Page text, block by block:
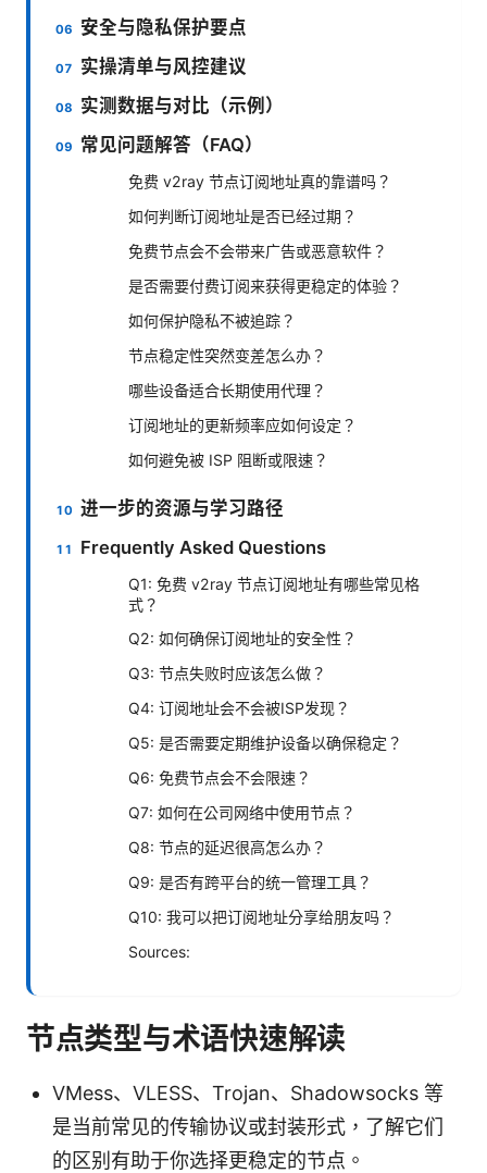
安全与隐私保护要点
实操清单与风控建议
实测数据与对比（示例）
常见问题解答（FAQ）
免费 v2ray 节点订阅地址真的靠谱吗？
如何判断订阅地址是否已经过期？
免费节点会不会带来广告或恶意软件？
是否需要付费订阅来获得更稳定的体验？
如何保护隐私不被追踪？
节点稳定性突然变差怎么办？
哪些设备适合长期使用代理？
订阅地址的更新频率应如何设定？
如何避免被 ISP 阻断或限速？
进一步的资源与学习路径
Frequently Asked Questions
Q1: 免费 v2ray 节点订阅地址有哪些常见格
式？
Q2: 如何确保订阅地址的安全性？
Q3: 节点失败时应该怎么做？
Q4: 订阅地址会不会被ISP发现？
Q5: 是否需要定期维护设备以确保稳定？
Q6: 免费节点会不会限速？
Q7: 如何在公司网络中使用节点？
Q8: 节点的延迟很高怎么办？
Q9: 是否有跨平台的统一管理工具？
Q10: 我可以把订阅地址分享给朋友吗？
Sources:
节点类型与术语快速解读
VMess、VLESS、Trojan、Shadowsocks 等
是当前常见的传输协议或封装形式，了解它们
的区别有助于你选择更稳定的节点。